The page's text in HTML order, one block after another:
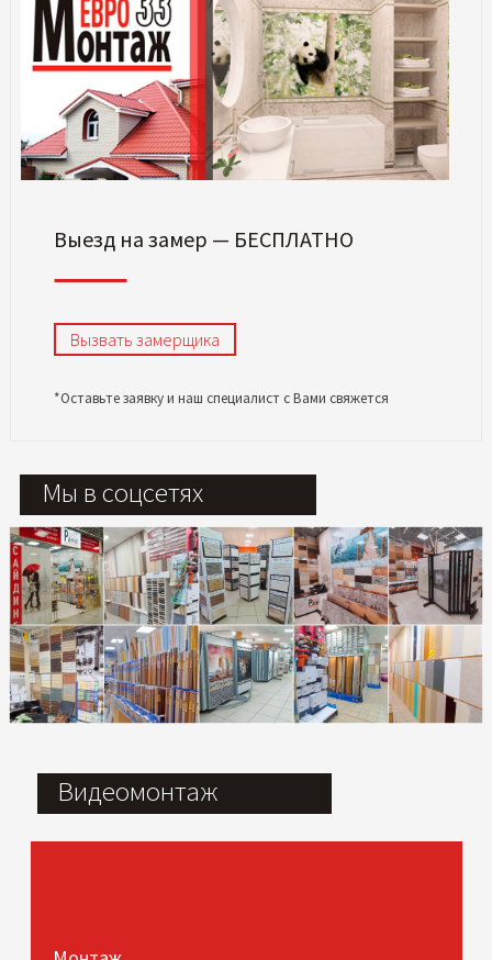
Выезд на замер — БЕСПЛАТНО
Вызвать замерщика
*Оставьте заявку и наш специалист с Вами свяжется
Мы в соцсетях
Видеомонтаж